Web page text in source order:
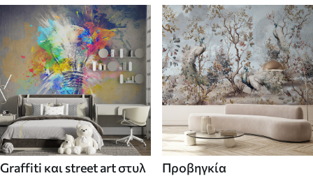
Graffiti και street art στυλ Προβηγκία